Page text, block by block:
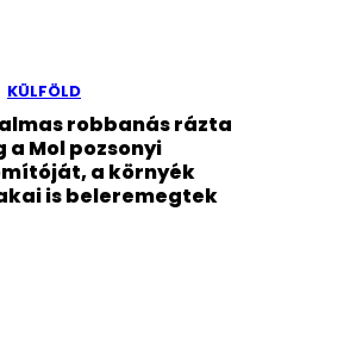
KÜLFÖLD
robbanás rázta
a Mol pozsonyi
a környék
is beleremegtek